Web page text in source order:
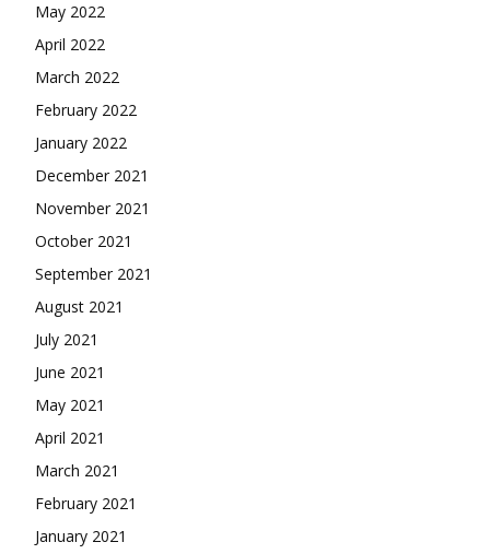
May 2022
April 2022
March 2022
February 2022
January 2022
December 2021
November 2021
October 2021
September 2021
August 2021
July 2021
June 2021
May 2021
April 2021
March 2021
February 2021
January 2021